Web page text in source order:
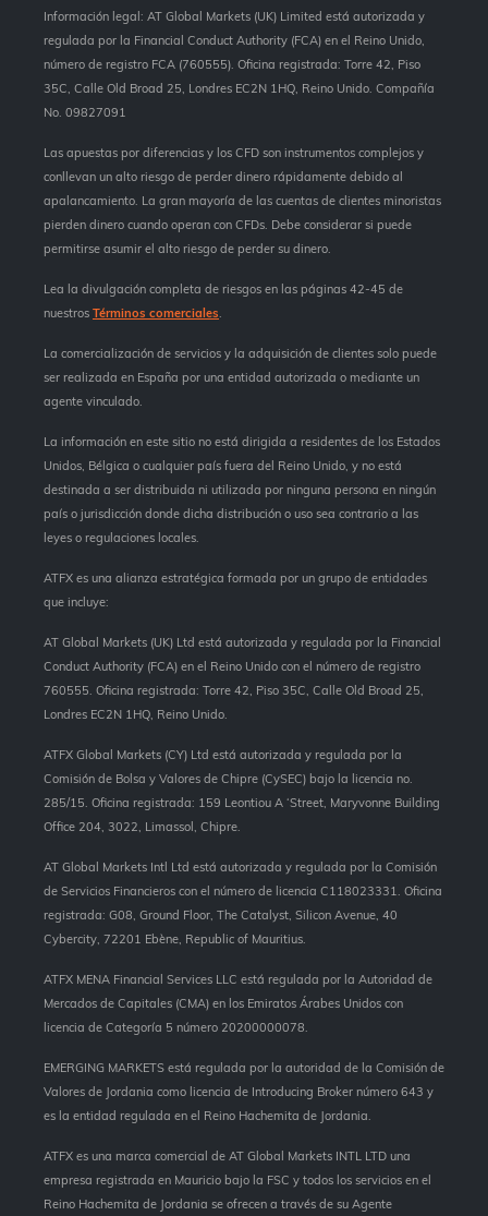
Información legal: AT Global Markets (UK) Limited está autorizada y
regulada por la Financial Conduct Authority (FCA) en el Reino Unido,
número de registro FCA (760555). Oficina registrada: Torre 42, Piso
35C, Calle Old Broad 25, Londres EC2N 1HQ, Reino Unido. Compañía
No. 09827091
Las apuestas por diferencias y los CFD son instrumentos complejos y
conllevan un alto riesgo de perder dinero rápidamente debido al
apalancamiento. La gran mayoría de las cuentas de clientes minoristas
pierden dinero cuando operan con CFDs. Debe considerar si puede
permitirse asumir el alto riesgo de perder su dinero.
Lea la divulgación completa de riesgos en las páginas 42-45 de
nuestros Términos comerciales.
La comercialización de servicios y la adquisición de clientes solo puede
ser realizada en España por una entidad autorizada o mediante un
agente vinculado.
La información en este sitio no está dirigida a residentes de los Estados
Unidos, Bélgica o cualquier país fuera del Reino Unido, y no está
destinada a ser distribuida ni utilizada por ninguna persona en ningún
país o jurisdicción donde dicha distribución o uso sea contrario a las
leyes o regulaciones locales.
ATFX es una alianza estratégica formada por un grupo de entidades
que incluye:
AT Global Markets (UK) Ltd está autorizada y regulada por la Financial
Conduct Authority (FCA) en el Reino Unido con el número de registro
760555. Oficina registrada: Torre 42, Piso 35C, Calle Old Broad 25,
Londres EC2N 1HQ, Reino Unido.
ATFX Global Markets (CY) Ltd está autorizada y regulada por la
Comisión de Bolsa y Valores de Chipre (CySEC) bajo la licencia no.
285/15. Oficina registrada: 159 Leontiou A ‘Street, Maryvonne Building
Office 204, 3022, Limassol, Chipre.
AT Global Markets Intl Ltd está autorizada y regulada por la Comisión
de Servicios Financieros con el número de licencia C118023331. Oficina
registrada: G08, Ground Floor, The Catalyst, Silicon Avenue, 40
Cybercity, 72201 Ebène, Republic of Mauritius.
ATFX MENA Financial Services LLC está regulada por la Autoridad de
Mercados de Capitales (CMA) en los Emiratos Árabes Unidos con
licencia de Categoría 5 número 20200000078.
EMERGING MARKETS está regulada por la autoridad de la Comisión de
Valores de Jordania como licencia de Introducing Broker número 643 y
es la entidad regulada en el Reino Hachemita de Jordania.
ATFX es una marca comercial de AT Global Markets INTL LTD una
empresa registrada en Mauricio bajo la FSC y todos los servicios en el
Reino Hachemita de Jordania se ofrecen a través de su Agente